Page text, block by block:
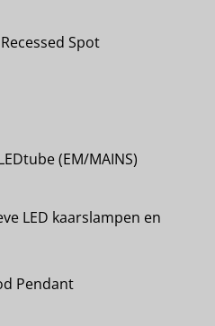
Spot
(EM/MAINS)
LED kaarslampen en
Pendant